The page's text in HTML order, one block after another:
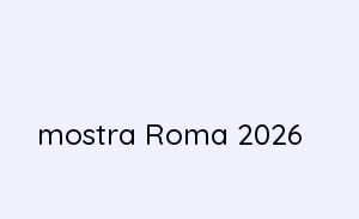
mostra Roma 2026